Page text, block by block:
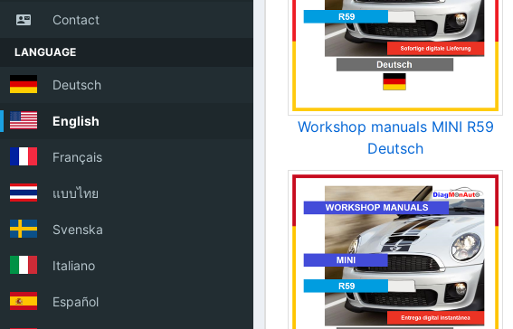
Contact
LANGUAGE
Deutsch
English
Français
แบบไทย
Svenska
Italiano
Español
Workshop manuals MINI R59
Deutsch